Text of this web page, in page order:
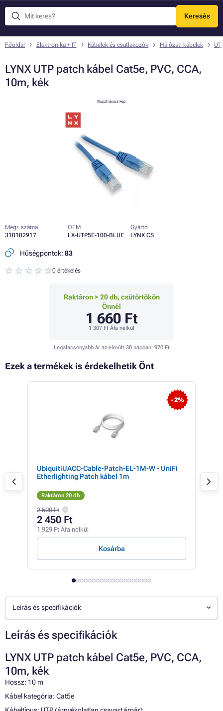
Keresés
Menü
Főoldal Elektronika + IT Kábelek és csatlakozók Hálózati kábelek
LYNX UTP patch kábel Cat5e, PVC, CCA,
10m, kék
Illusztrációs kép
Megr. száma
310102917
OEM
LX-UTP5E-100-BLUE
Gyártó
LYNX CS
Hűségpontok: 83
0 értékelés
Raktáron > 20 db, csütörtökön
Önnél
1 660 Ft
1 307 Ft Áfa nélkül
Legalacsonyabb ár az elmúlt 30 napban: 970 Ft
Ezek a termékek is érdekelhetik Önt
- 2%
UbiquitiUACC-Cable-Patch-EL-1M-W - UniFi
Etherlighting Patch kábel 1m
Raktáron 20 db
2 500 Ft
2 450 Ft
1 929 Ft Áfa nélkül
Kosárba
Leírás és specifikációk
Leírás és specifikációk
LYNX UTP patch kábel Cat5e, PVC, CCA,
10m, kék
Hossz: 10 m
Kábel kategória: Cat5e